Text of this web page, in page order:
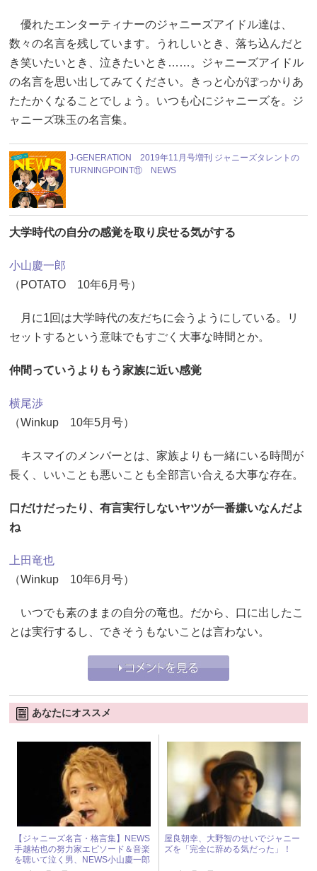
優れたエンターティナーのジャニーズアイドル達は、
数々の名言を残しています。うれしいとき、落ち込んだと
き笑いたいとき、泣きたいとき……。ジャニーズアイドル
の名言を思い出してみてください。きっと心がぽっかりあ
たたかくなることでしょう。いつも心にジャニーズを。ジ
ャニーズ珠玉の名言集。
J-GENERATION 2019年11月号増刊 ジャニーズタレントの
TURNINGPOINT⑪ NEWS
大学時代の自分の感覚を取り戻せる気がする
小山慶一郎
（POTATO 10年6月号）
月に1回は大学時代の友だちに会うようにしている。リ
セットするという意味でもすごく大事な時間とか。
仲間っていうよりもう家族に近い感覚
横尾渉
（Winkup 10年5月号）
キスマイのメンバーとは、家族よりも一緒にいる時間が
長く、いいことも悪いことも全部言い合える大事な存在。
口だけだったり、有言実行しないヤツが一番嫌いなんだよ
ね
上田竜也
（Winkup 10年6月号）
いつでも素のままの自分の竜也。だから、口に出したこ
とは実行するし、できそうもないことは言わない。
あなたにオススメ
【ジャニーズ名言・格言集】NEWS
手越祐也の努力家エピソード＆音楽
を聴いて泣く男、NEWS小山慶一郎
屋良朝幸、大野智のせいでジャニー
ズを「完全に辞める気だった」！